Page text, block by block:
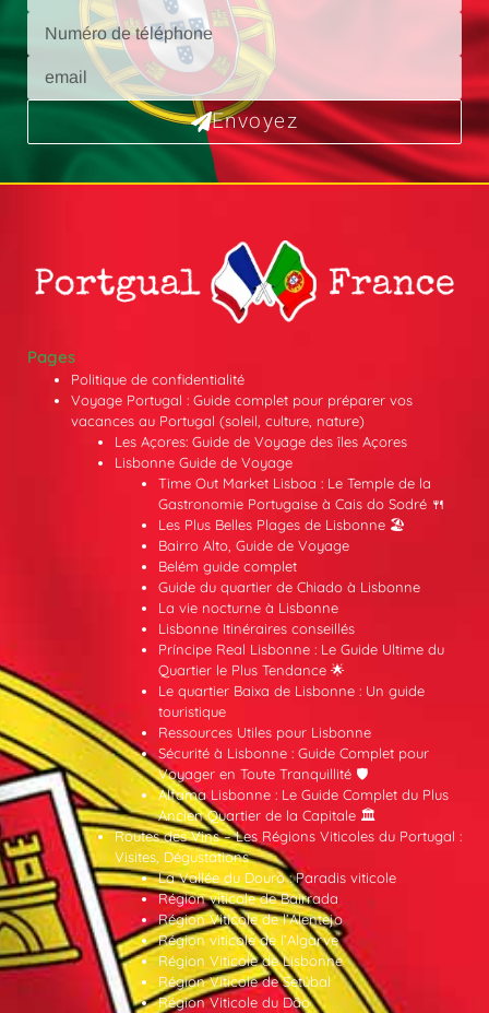
Envoyez
Pages
Politique de confidentialité
Voyage Portugal : Guide complet pour préparer vos
vacances au Portugal (soleil, culture, nature)
Les Açores: Guide de Voyage des îles Açores
Lisbonne Guide de Voyage
Time Out Market Lisboa : Le Temple de la
Gastronomie Portugaise à Cais do Sodré 🍴
Les Plus Belles Plages de Lisbonne 🏖️
Bairro Alto, Guide de Voyage
Belém guide complet
Guide du quartier de Chiado à Lisbonne
La vie nocturne à Lisbonne
Lisbonne Itinéraires conseillés
Príncipe Real Lisbonne : Le Guide Ultime du
Quartier le Plus Tendance 🌟
Le quartier Baixa de Lisbonne : Un guide
touristique
Ressources Utiles pour Lisbonne
Sécurité à Lisbonne : Guide Complet pour
Voyager en Toute Tranquillité 🛡️
Alfama Lisbonne : Le Guide Complet du Plus
Ancien Quartier de la Capitale 🏛️
Routes des Vins – Les Régions Viticoles du Portugal :
Visites, Dégustations
La Vallée du Douro : Paradis viticole
Région viticole de Bairrada
Région Viticole de l’Alentejo
Région viticole de l’Algarve
Région Viticole de Lisbonne
Région Viticole de Setúbal
Région Viticole du Dão